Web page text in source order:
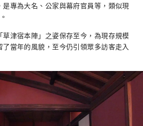
專為大名、公家與幕府官員等，類似現
津宿本陣」之姿保存至今，為現存規模
當年的風貌，至今仍引領眾多訪客走入